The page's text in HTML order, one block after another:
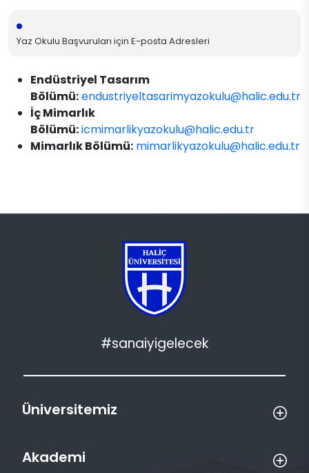
Yaz Okulu Başvuruları için E-posta Adresleri
Endüstriyel Tasarım
Bölümü:endustriyeltasarimyazokulu@halic.edu.tr
İç Mimarlık
Bölümü:icmimarlikyazokulu@halic.edu.tr
Mimarlık Bölümü: mimarlikyazokulu@halic.edu.tr
#sanaiyigelecek
Üniversitemiz
Akademi